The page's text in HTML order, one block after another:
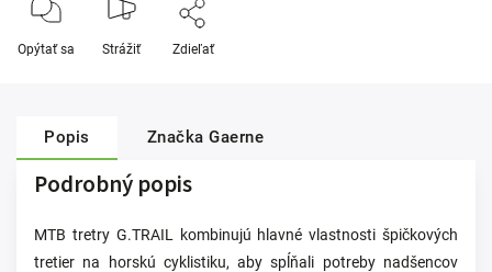
Opýtať sa Strážiť Zdieľať
Popis Značka Gaerne
Podrobný popis
MTB tretry G.TRAIL kombinujú hlavné vlastnosti špičkových
tretier na horskú cyklistiku, aby spĺňali potreby nadšencov